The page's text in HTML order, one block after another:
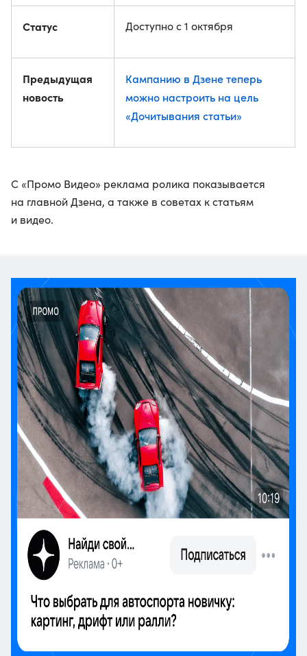
Статус Доступно с 1 октября
Предыдущая
новость
Кампанию в Дзене теперь
можно настроить на цель
«Дочитывания статьи»
С «Промо Видео» реклама ролика показывается
на главной Дзена, а также в советах к статьям
и видео.